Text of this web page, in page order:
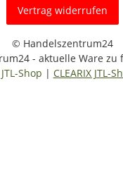
Vertrag widerrufen
© Handelszentrum24
- aktuelle Ware zu
JTL-Shop | CLEARIX JTL-